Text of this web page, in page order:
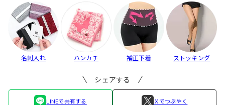
名刺入れ ハンカチ 補正下着 ストッキング
シェアする
LINEで共有する Ｘでつぶやく